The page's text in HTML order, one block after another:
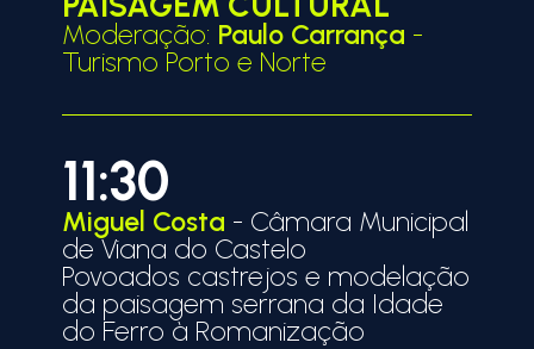
Moderação: Paulo Carrança -
Turismo Porto e Norte
11:30
Miguel Costa - Câmara Municipal
de Viana do Castelo
Povoados castrejos e modelação
da paisagem serrana da Idade
do Ferro à Romanização